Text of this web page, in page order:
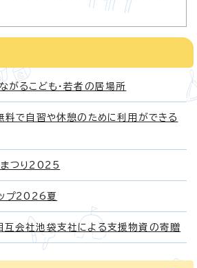
がるこども・若者の居場所
料で自習や休憩のために利用ができる
まつり2025
ップ2026夏
互会社池袋支社による支援物資の寄贈